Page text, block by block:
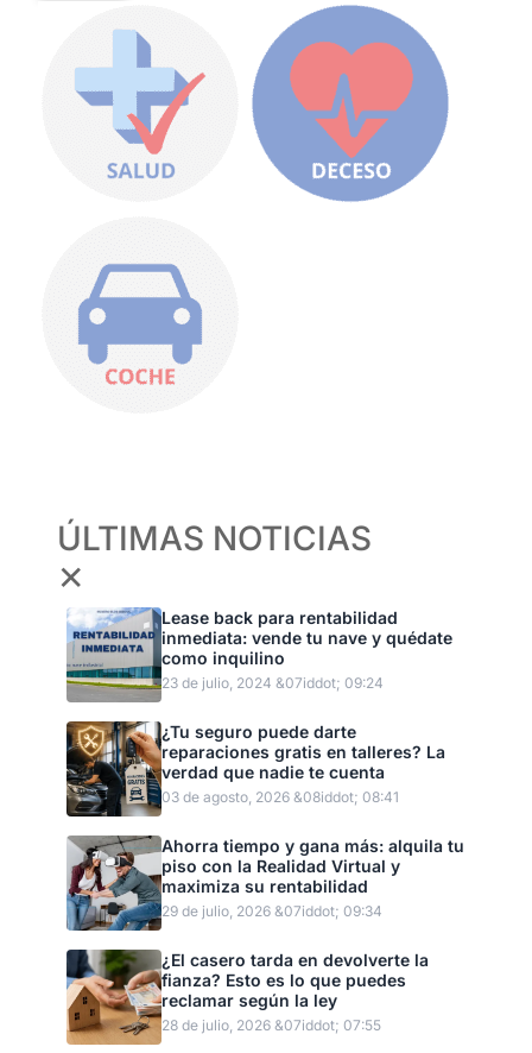
ÚLTIMAS NOTICIAS
✕
Lease back para rentabilidad
inmediata: vende tu nave y quédate
como inquilino
23 de julio, 2024 &07iddot; 09:24
¿Tu seguro puede darte
reparaciones gratis en talleres? La
verdad que nadie te cuenta
03 de agosto, 2026 &08iddot; 08:41
Ahorra tiempo y gana más: alquila tu
piso con la Realidad Virtual y
maximiza su rentabilidad
29 de julio, 2026 &07iddot; 09:34
¿El casero tarda en devolverte la
fianza? Esto es lo que puedes
reclamar según la ley
28 de julio, 2026 &07iddot; 07:55